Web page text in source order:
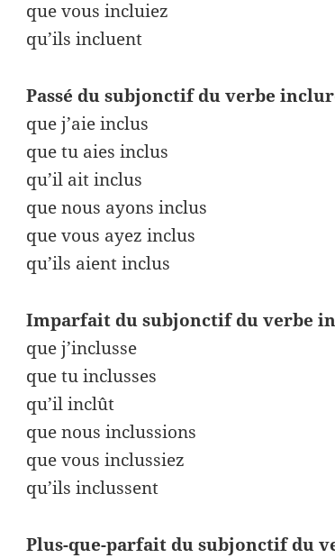
que vous incluiez
qu’ils incluent
Passé du subjonctif du verbe
que j’aie inclus
que tu aies inclus
qu’il ait inclus
que nous ayons inclus
que vous ayez inclus
qu’ils aient inclus
Imparfait du subjonctif du verbe
que j’inclusse
que tu inclusses
qu’il inclût
que nous inclussions
que vous inclussiez
qu’ils inclussent
Plus-que-parfait du subjonctif du